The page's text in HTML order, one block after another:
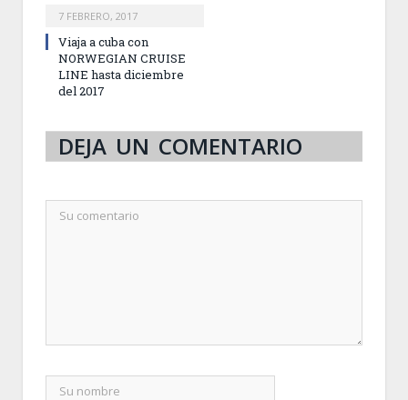
7 FEBRERO, 2017
Viaja a cuba con
NORWEGIAN CRUISE
LINE hasta diciembre
del 2017
DEJA UN COMENTARIO